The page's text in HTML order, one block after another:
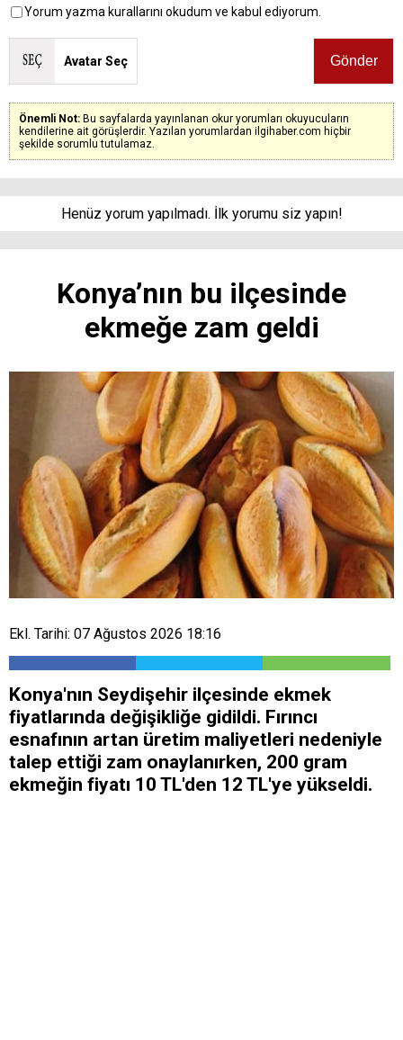
Yorum yazma kurallarını okudum ve kabul ediyorum.
Avatar Seç
Önemli Not: Bu sayfalarda yayınlanan okur yorumları okuyucuların
kendilerine ait görüşlerdir. Yazılan yorumlardan ilgihaber.com hiçbir
şekilde sorumlu tutulamaz.
Henüz yorum yapılmadı. İlk yorumu siz yapın!
Konya’nın bu ilçesinde
ekmeğe zam geldi
Ekl. Tarihi: 07 Ağustos 2026 18:16
Konya'nın Seydişehir ilçesinde ekmek
fiyatlarında değişikliğe gidildi. Fırıncı
esnafının artan üretim maliyetleri nedeniyle
talep ettiği zam onaylanırken, 200 gram
ekmeğin fiyatı 10 TL'den 12 TL'ye yükseldi.